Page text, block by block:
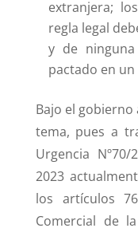
extranjera;
regla legal
y de
pactado en
Bajo el gobierno
tema, pues a
Urgencia
2023
los artículos
Comercial de